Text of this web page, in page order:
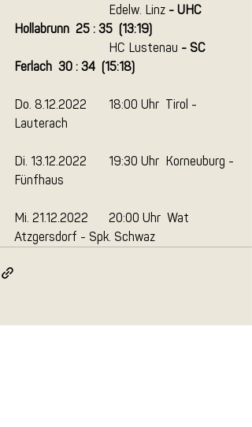
Edelw. Linz - UHC
Hollabrunn  25 : 35  (13:19)
HC Lustenau - SC
Ferlach  30 : 34  (15:18)
Do. 8.12.2022	18:00 Uhr  Tirol -
Lauterach
Di. 13.12.2022	19:30 Uhr  Korneuburg -
Fünfhaus
Mi. 21.12.2022	20:00 Uhr  Wat
Atzgersdorf - Spk. Schwaz